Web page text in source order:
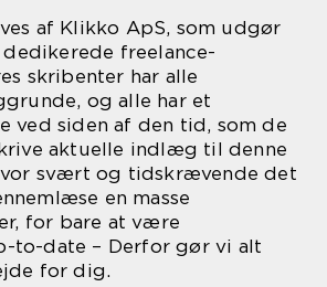
af Klikko ApS, som udgør
freelance-
skribenter har alle
og alle har et
ved siden af den tid, som de
aktuelle indlæg til denne
svært og tidskrævende det
en masse
for bare at være
to-date – Derfor gør vi alt
for dig.